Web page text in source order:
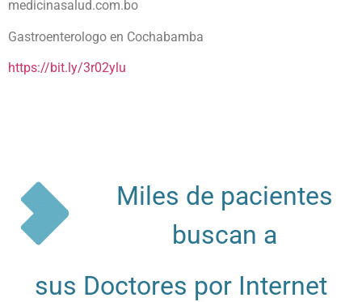
medicinasalud.com.bo
Gastroenterologo en Cochabamba
https://bit.ly/3r02ylu
Miles de pacientes
buscan a
sus Doctores por Internet